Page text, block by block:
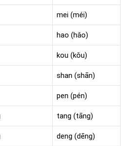
mei (méi)
hao (hǎo)
kou (kǒu)
shan (shān)
pen (pén)
tang (tāng)
deng (dēng)